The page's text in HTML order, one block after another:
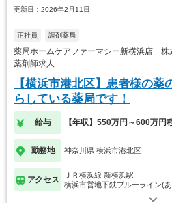
更新日：2026年2月11日
正社員 調剤薬局
薬局ホームケアファーマシー新横浜店 株
薬剤師求人
【横浜市港北区】患者様の
らしている薬局です！
給与 【年収】550万円～600万円
勤務地 神奈川県 横浜市港北区
アクセス
ＪＲ横浜線 新横浜駅
横浜市営地下鉄ブルーライン(